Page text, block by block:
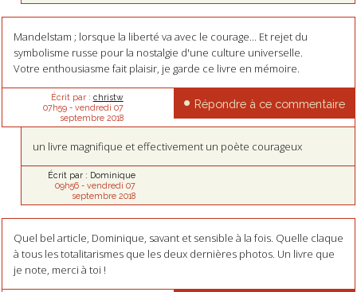
Mandelstam ; lorsque la liberté va avec le courage... Et rejet du
symbolisme russe pour la nostalgie d'une culture universelle.
Votre enthousiasme fait plaisir, je garde ce livre en mémoire.
Écrit par : christw
07h59- vendredi 07
septembre 2018
Répondre à ce commentaire
un livre magnifique et effectivement un poète courageux
Écrit par : Dominique
09h56- vendredi 07
septembre 2018
Quel bel article, Dominique, savant et sensible à la fois. Quelle claque
à tous les totalitarismes que les deux dernières photos. Un livre que
je note, merci à toi !